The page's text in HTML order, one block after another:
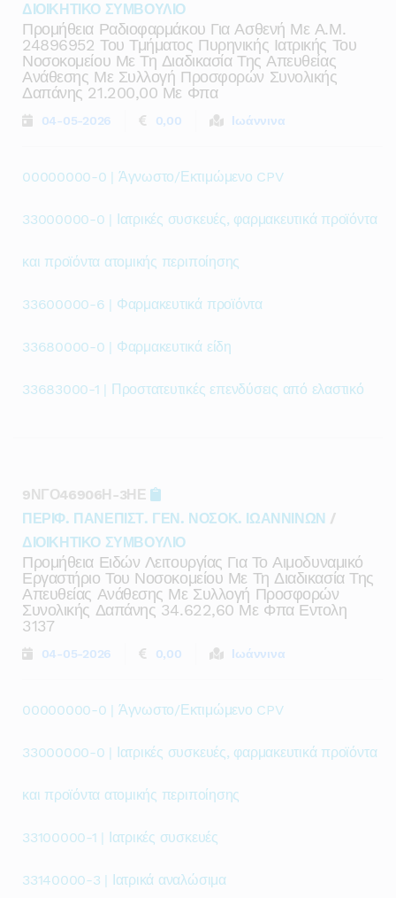
ΔΙΟΙΚΗΤΙΚΟ ΣΥΜΒΟΥΛΙΟ
Προμήθεια Ραδιοφαρμάκου Για Ασθενή Με Α.μ.
24896952 Του Τμήματος Πυρηνικής Ιατρικής Του
Νοσοκομείου Με Τη Διαδικασία Της Απευθείας
Ανάθεσης Με Συλλογή Προσφορών Συνολικής
Δαπάνης 21.200,00 Με Φπα
04-05-2026 0,00 Ιωάννινα
00000000-0 | Άγνωστο/Εκτιμώμενο CPV
33000000-0 | Ιατρικές συσκευές, φαρμακευτικά προϊόντα
και προϊόντα ατομικής περιποίησης
33600000-6 | Φαρμακευτικά προϊόντα
33680000-0 | Φαρμακευτικά είδη
33683000-1 | Προστατευτικές επενδύσεις από ελαστικό
9ΝΓΟ46906Η-3ΗΕ
ΠΕΡΙΦ. ΠΑΝΕΠΙΣΤ. ΓΕΝ. ΝΟΣΟΚ. ΙΩΑΝΝΙΝΩΝ /
ΔΙΟΙΚΗΤΙΚΟ ΣΥΜΒΟΥΛΙΟ
Προμήθεια Ειδών Λειτουργίας Για Το Αιμοδυναμικό
Εργαστήριο Του Νοσοκομείου Με Τη Διαδικασία Της
Απευθείας Ανάθεσης Με Συλλογή Προσφορών
Συνολικής Δαπάνης 34.622,60 Με Φπα Εντολη
3137
04-05-2026 0,00 Ιωάννινα
00000000-0 | Άγνωστο/Εκτιμώμενο CPV
33000000-0 | Ιατρικές συσκευές, φαρμακευτικά προϊόντα
και προϊόντα ατομικής περιποίησης
33100000-1 | Ιατρικές συσκευές
33140000-3 | Ιατρικά αναλώσιμα